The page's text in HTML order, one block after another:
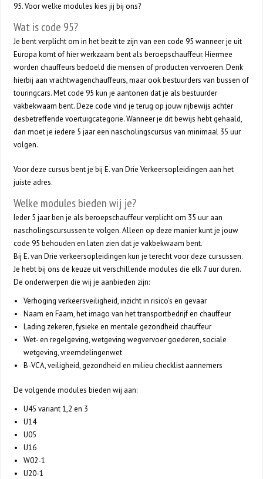
95. Voor welke modules kies jij bij ons?
Wat is code 95?
Je bent verplicht om in het bezit te zijn van een code 95 wanneer je uit
Europa komt of hier werkzaam bent als beroepschauffeur. Hiermee
worden chauffeurs bedoeld die mensen of producten vervoeren. Denk
hierbij aan vrachtwagenchauffeurs, maar ook bestuurders van bussen of
touringcars. Met code 95 kun je aantonen dat je als bestuurder
vakbekwaam bent. Deze code vind je terug op jouw rijbewijs achter
desbetreffende voertuigcategorie. Wanneer je dit bewijs hebt gehaald,
dan moet je iedere 5 jaar een nascholingscursus van minimaal 35 uur
volgen.
Voor deze cursus bent je bij E. van Drie Verkeersopleidingen aan het
juiste adres.
Welke modules bieden wij je?
Ieder 5 jaar ben je als beroepschauffeur verplicht om 35 uur aan
nascholingscursussen te volgen. Alleen op deze manier kunt je jouw
code 95 behouden en laten zien dat je vakbekwaam bent.
Bij E. van Drie verkeersopleidingen kun je terecht voor deze cursussen.
Je hebt bij ons de keuze uit verschillende modules die elk 7 uur duren.
De onderwerpen die wij je aanbieden zijn:
Verhoging verkeersveiligheid, inzicht in risico’s en gevaar
Naam en Faam, het imago van het transportbedrijf en chauffeur
Lading zekeren, fysieke en mentale gezondheid chauffeur
Wet- en regelgeving, wetgeving wegvervoer goederen, sociale
wetgeving, vreemdelingenwet
B-VCA, veiligheid, gezondheid en milieu checklist aannemers
De volgende modules bieden wij aan:
U45 variant 1,2 en 3
U14
U05
U16
W02-1
U20-1